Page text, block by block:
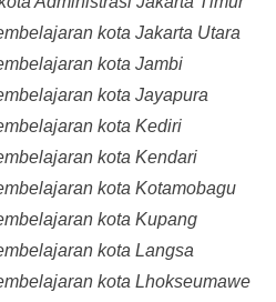
kota Jakarta Utara
kota Jambi
kota Jayapura
kota Kediri
kota Kendari
kota Kotamobagu
kota Kupang
kota Langsa
kota Lhokseumawe